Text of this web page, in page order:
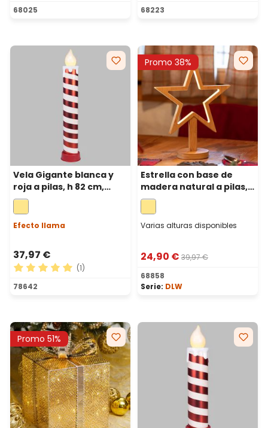
Calificación promedio de 5 de 5 estrellas
68025 Calificación promedio de
68223
Vela Gigante blanca y
roja a pilas, h 82 cm,
efecto llama, led blanco
cálido
Efecto llama
37,97 €
Calificación promedio de 5 de 5 estrellas
(1)
78642
Promo 38%
Estrella con base de
madera natural a pilas,
37 cm, led blanco cálido,
uso interior
Varias alturas disponibles
24,90 € 39,97 €
68858
Serie: DLW
Promo 51%